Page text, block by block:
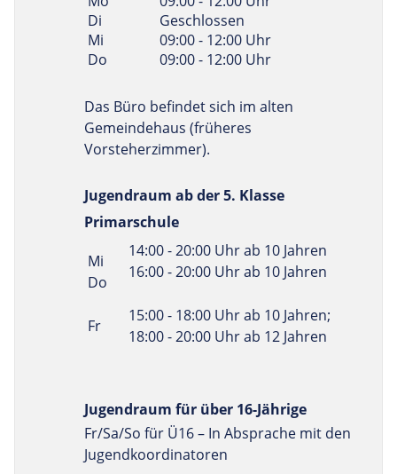
Di
Mi
Do
Geschlossen
09:00 - 12:00 Uhr
09:00 - 12:00 Uhr
Das Büro befindet sich im alten
Gemeindehaus (früheres
Vorsteherzimmer).
Jugendraum ab der 5. Klasse
Primarschule
Mi
Do
Fr
14:00 - 20:00 Uhr ab 10 Jahren
16:00 - 20:00 Uhr ab 10 Jahren
15:00 - 18:00 Uhr ab 10 Jahren;
18:00 - 20:00 Uhr ab 12 Jahren
Jugendraum für über 16-Jährige
Fr/Sa/So für Ü16 – In Absprache mit den
Jugend­koordinatoren